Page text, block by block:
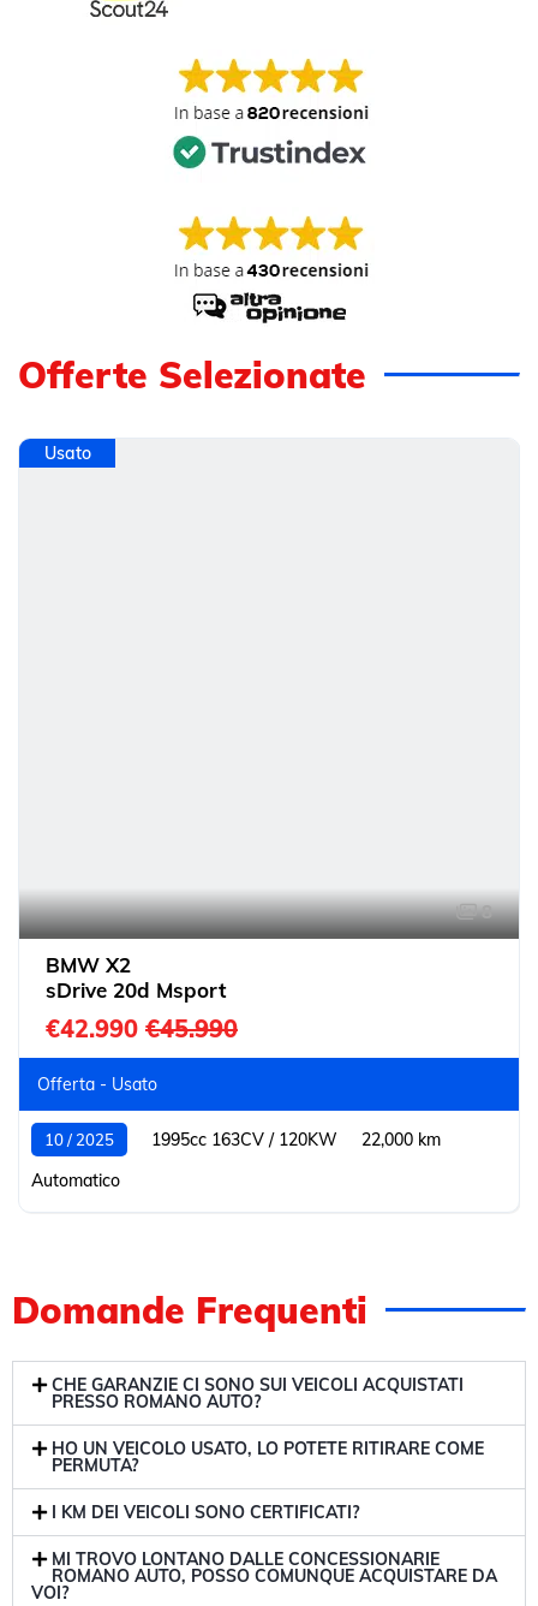
Offerte Selezionate
Usato
8
BMW X2
sDrive 20d Msport
€42.990 €45.990
Offerta - Usato
10 / 2025 1995cc 163CV / 120KW
22,000 km
Automatico
Domande Frequenti
CHE GARANZIE CI SONO SUI VEICOLI ACQUISTATI
PRESSO ROMANO AUTO?
HO UN VEICOLO USATO, LO POTETE RITIRARE COME
PERMUTA?
I KM DEI VEICOLI SONO CERTIFICATI?
MI TROVO LONTANO DALLE CONCESSIONARIE
ROMANO AUTO, POSSO COMUNQUE ACQUISTARE DA
VOI?